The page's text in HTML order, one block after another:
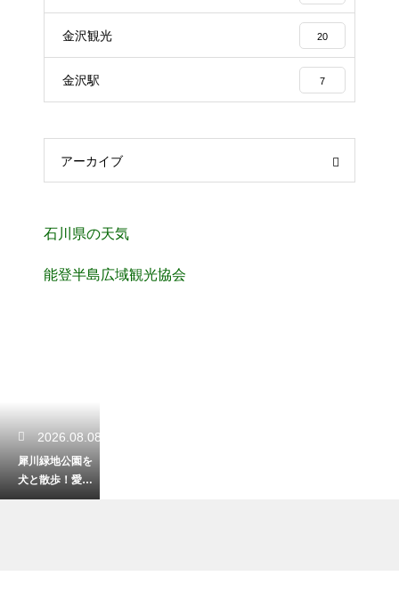
金沢観光 20
金沢駅 7
アーカイブ
石川県の天気
能登半島広域観光協会
2026.08.08
犀川緑地公園を
犬と散歩！愛犬
と楽しむ川沿い